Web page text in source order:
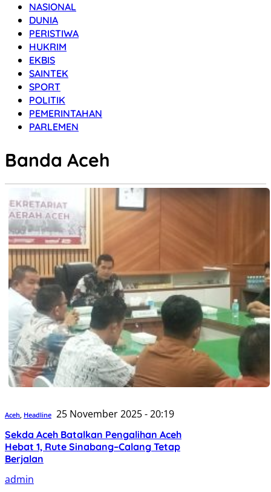
NASIONAL
DUNIA
PERISTIWA
HUKRIM
EKBIS
SAINTEK
SPORT
POLITIK
PEMERINTAHAN
PARLEMEN
Banda Aceh
Aceh Headline 25 November 2025 - 20:19
Sekda Aceh Batalkan Pengalihan Aceh
Hebat 1, Rute Sinabang–Calang Tetap
Berjalan
admin